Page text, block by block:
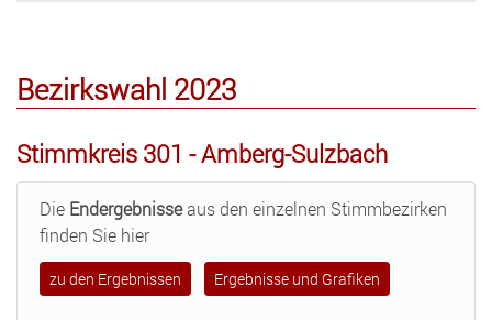
Bezirkswahl 2023
Stimmkreis 301 - Amberg-Sulzbach
Die Endergebnisseaus den einzelnen Stimmbezirken
finden Sie hier
zu den Ergebnissen Ergebnisse und Grafiken